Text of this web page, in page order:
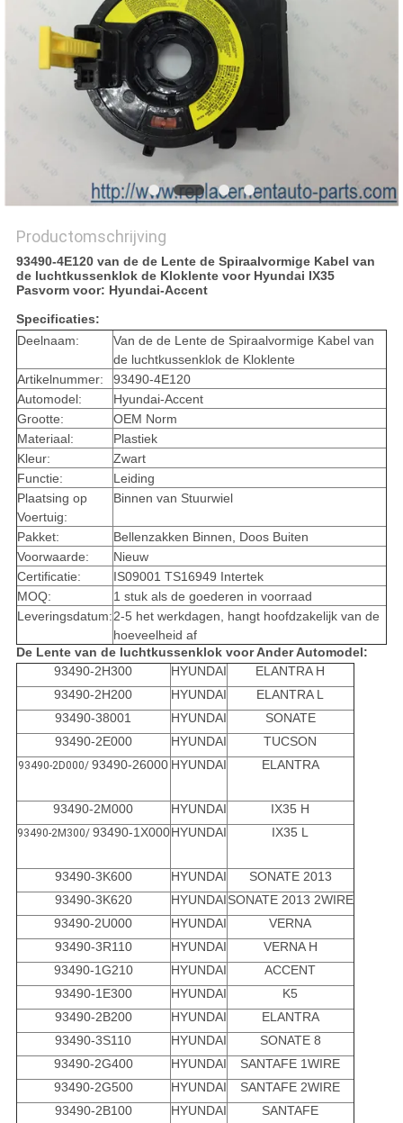
Productomschrijving
93490-4E120 van de de Lente de Spiraalvormige Kabel van
de luchtkussenklok de Kloklente voor Hyundai IX35
Pasvorm voor: Hyundai-Accent
Specificaties:
Deelnaam:
Van de de Lente de Spiraalvormige Kabel van
de luchtkussenklok de Kloklente
Artikelnummer:
93490-4E120
Automodel:
Hyundai-Accent
Grootte:
OEM Norm
Materiaal:
Plastiek
Kleur:
Zwart
Functie:
Leiding
Plaatsing op
Voertuig:
Binnen van Stuurwiel
Pakket:
Bellenzakken Binnen, Doos Buiten
Voorwaarde:
Nieuw
Certificatie:
IS09001 TS16949 Intertek
MOQ:
1 stuk als de goederen in voorraad
Leveringsdatum:2-5 het werkdagen, hangt hoofdzakelijk van de
hoeveelheid af
De Lente van de luchtkussenklok voor Ander Automodel:
93490-2H300
HYUNDAI
ELANTRA H
93490-2H200
HYUNDAI
ELANTRA L
93490-38001
HYUNDAI
SONATE
93490-2E000
HYUNDAI TUCSON
93490-2D000/93490-26000 HYUNDAI ELANTRA
93490-2M000 HYUNDAI IX35 H
93490-2M300/ 93490-1X000HYUNDAI IX35 L
93490-3K600 HYUNDAI
SONATE 2013
93490-3K620
HYUNDAISONATE 2013 2WIRE
93490-2U000
HYUNDAI
VERNA
93490-3R110
HYUNDAI
VERNA H
93490-1G210
HYUNDAI
ACCENT
93490-1E300
HYUNDAI
K5
93490-2B200
HYUNDAI
ELANTRA
93490-3S110
HYUNDAI
SONATE 8
93490-2G400
HYUNDAI
SANTAFE 1WIRE
93490-2G500
HYUNDAI
SANTAFE 2WIRE
93490-2B100
HYUNDAI SANTAFE